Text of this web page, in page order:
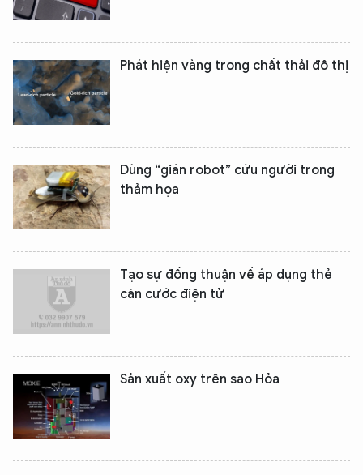
Phát hiện vàng trong chất thải đô thị
Dùng “gián robot” cứu người trong
thảm họa
Tạo sự đồng thuận về áp dụng thẻ
căn cước điện tử
Sản xuất oxy trên sao Hỏa
XIN CHÀO,
TÔI LÀ CHATBOT CỦA
Hãy hỏi tôi bất kỳ điều gì bạn cần biết về
An Ninh Thủ Đô nhé. Tôi sẵn sàng hỗ trợ!